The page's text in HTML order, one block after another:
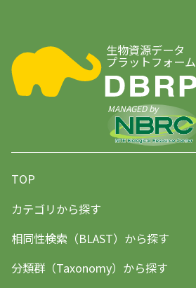
生物資源データ
プラットフォーム
MANAGED by
TOP
カテゴリから探す
相同性検索（BLAST）から探す
分類群（Taxonomy）から探す